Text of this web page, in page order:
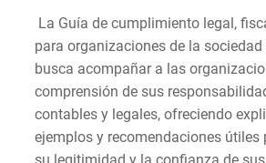
La Guía de cumplimiento legal,
para organizaciones de la
busca acompañar a las
comprensión de sus
contables y legales, ofreciendo
ejemplos y recomendaciones útiles